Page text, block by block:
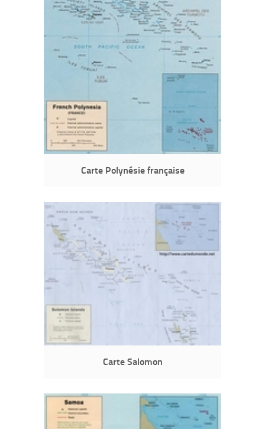
Carte Polynésie française
Carte Salomon